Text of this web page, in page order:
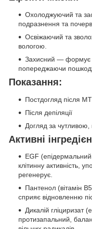
Охолоджуючий та
подразнення та
Освіжаючий та
вологою.
Захисний — формує
попереджаючи
Показання:
Постдогляд після
Після депіляції
Догляд за
Активні
EGF
клітинну активність,
регенерує.
Пантенол (вітамін
сприяє відновленню
Дикалій гліциризат
протизапальний,